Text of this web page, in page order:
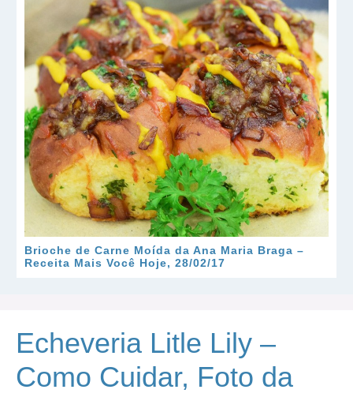
Brioche de Carne Moída da Ana Maria Braga –
Receita Mais Você Hoje, 28/02/17
Echeveria Litle Lily –
Como Cuidar, Foto da